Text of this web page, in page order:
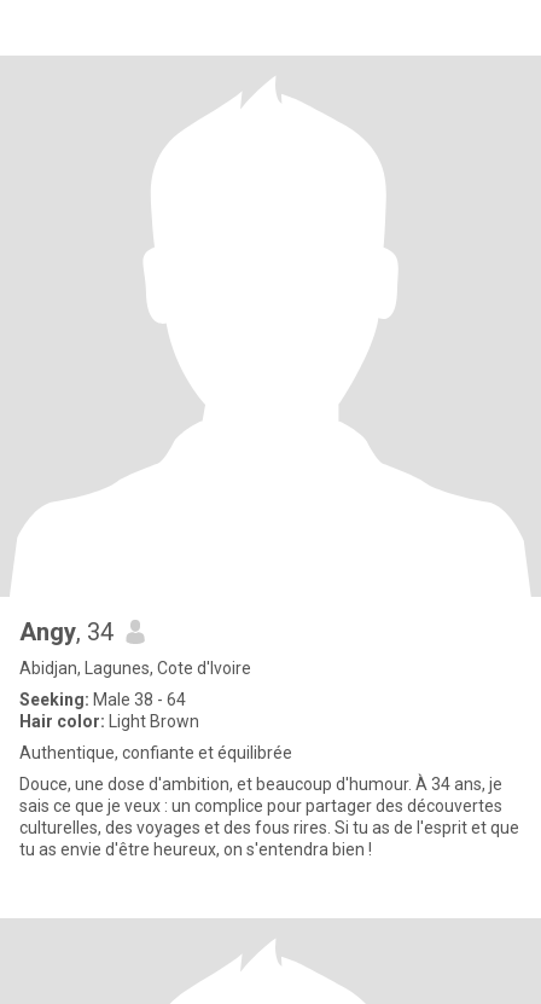
Angy, 34
Abidjan, Lagunes, Cote d'Ivoire
Seeking: Male 38 - 64
Hair color: Light Brown
Authentique, confiante et équilibrée
Douce, une dose d'ambition, et beaucoup d'humour. À 34 ans, je
sais ce que je veux : un complice pour partager des découvertes
culturelles, des voyages et des fous rires. Si tu as de l'esprit et que
tu as envie d'être heureux, on s'entendra bien !